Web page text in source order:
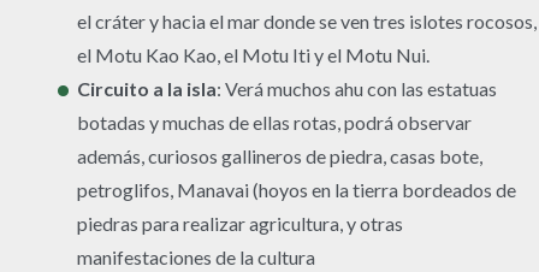
el cráter y hacia el mar donde se ven tres islotes rocosos,
el Motu Kao Kao, el Motu Iti y el Motu Nui.
Circuito a la isla: Verá muchos ahu con las estatuas
botadas y muchas de ellas rotas, podrá observar
además, curiosos gallineros de piedra, casas bote,
petroglifos, Manavai (hoyos en la tierra bordeados de
piedras para realizar agricultura, y otras
manifestaciones de la cultura